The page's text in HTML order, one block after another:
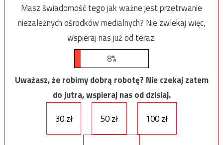
Masz świadomość tego jak ważne jest przetrwanie
niezależnych ośrodków medialnych? Nie zwlekaj więc,
wspieraj nas już od teraz.
8%
Uważasz, że robimy dobrą robotę? Nie czekaj zatem
do jutra, wspieraj nas od dzisiaj.
30 zł
50 zł 100 zł